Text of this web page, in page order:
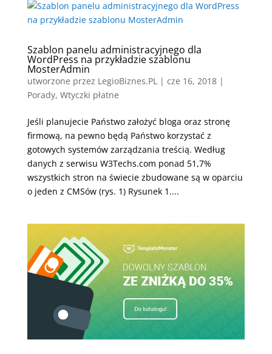
Szablon panelu administracyjnego dla
WordPress na przykładzie szablonu
MosterAdmin
utworzone przez LegioBiznes.PL| cze 16, 2018|
Porady, Wtyczki płatne
Jeśli planujecie Państwo założyć bloga oraz stronę
firmową, na pewno będą Państwo korzystać z
gotowych systemów zarządzania treścią. Według
danych z serwisu W3Techs.com ponad 51,7%
wszystkich stron na świecie zbudowane są w oparciu
o jeden z CMSów (rys. 1) Rysunek 1....